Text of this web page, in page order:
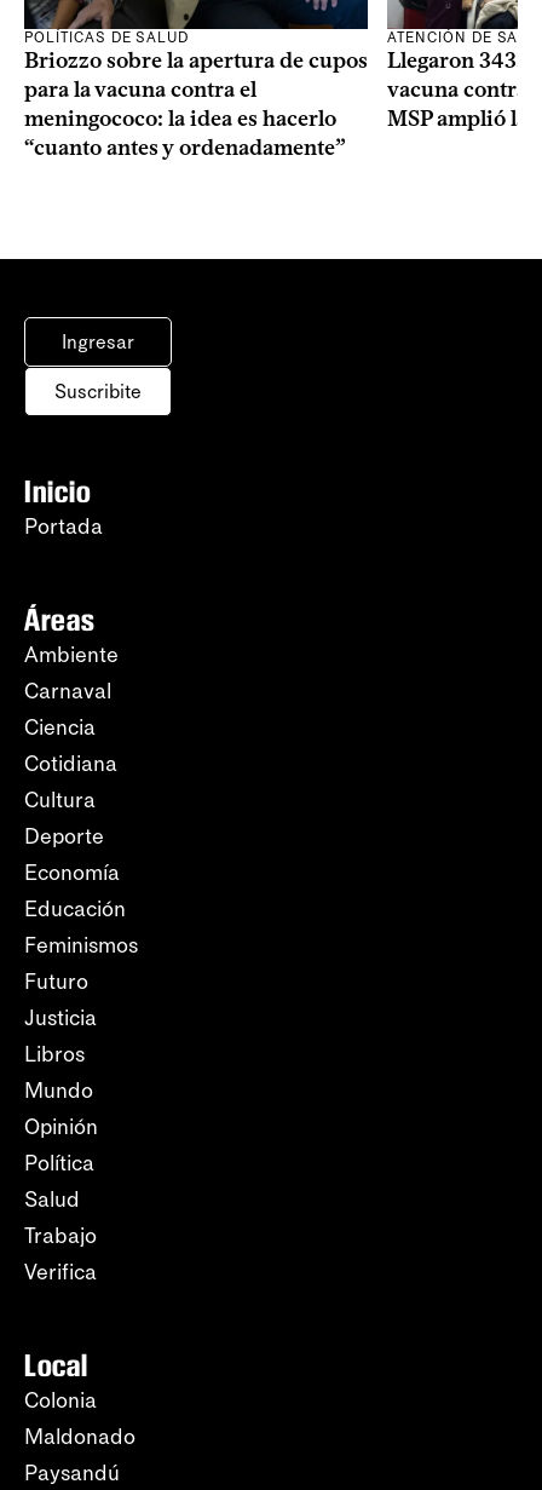
POLÍTICAS DE SALUD
Briozzo sobre la apertura de cupos
para la vacuna contra el
meningococo: la idea es hacerlo
“cuanto antes y ordenadamente”
ATENCIÓN DE
Llegaron
vacuna contra
MSP amplió la
Ingresar
Suscribite
Inicio
Portada
Áreas
Ambiente
Carnaval
Ciencia
Cotidiana
Cultura
Deporte
Economía
Educación
Feminismos
Futuro
Justicia
Libros
Mundo
Opinión
Política
Salud
Trabajo
Verifica
Local
Colonia
Maldonado
Paysandú